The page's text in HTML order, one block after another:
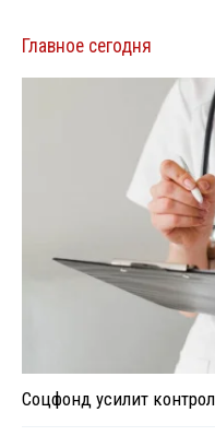
Главное сегодня
Соцфонд усилит